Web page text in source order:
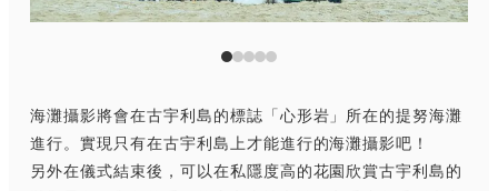
海灘攝影將會在古宇利島的標誌「心形岩」所在的提努海灘
進行。實現只有在古宇利島上才能進行的海灘攝影吧！
另外在儀式結束後，可以在私隱度高的花園欣賞古宇利島的